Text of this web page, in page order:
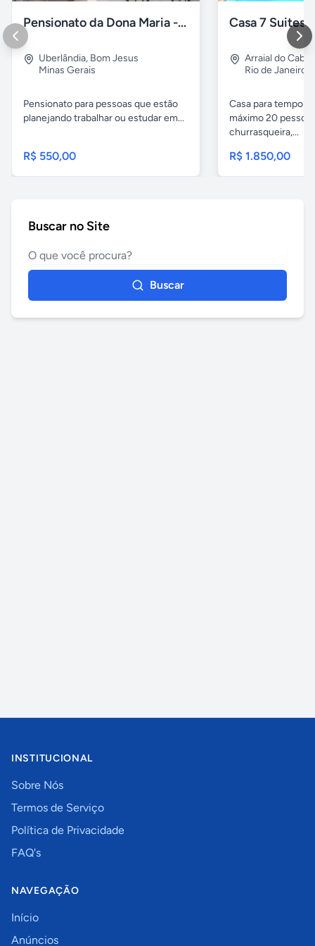
Pensionato da Dona Maria - Uberlândia/MG
Uberlândia, Bom Jesus
Minas Gerais
Pensionato para pessoas que estão
planejando trabalhar ou estudar em...
R$ 550,00
Arraial do Cabo
Rio de Janeiro
Casa para
máximo 20
churrasqueira,...
R$ 1.850,00
Buscar no Site
Buscar
INSTITUCIONAL
Sobre Nós
Termos de Serviço
Política de Privacidade
FAQ's
NAVEGAÇÃO
Início
Anúncios